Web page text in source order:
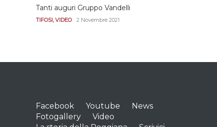
Tanti auguri Gruppo Vandelli
TIFOSI,VIDEO 2 Novembre 2021
Facebook Youtube
News
Fotogallery
Video